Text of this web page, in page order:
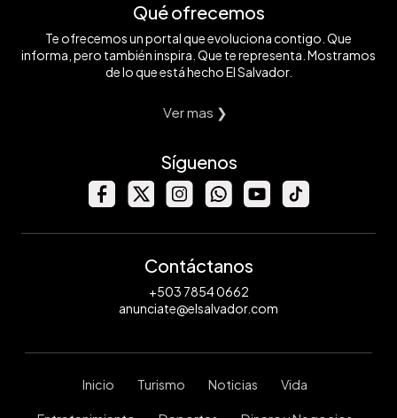
Qué ofrecemos
Te ofrecemos un portal que evoluciona contigo. Que
informa, pero también inspira. Que te representa. Mostramos
de lo que está hecho El Salvador.
Ver mas ❯
Síguenos
Contáctanos
+503 7854 0662
anunciate@elsalvador.com
Inicio Turismo Noticias Vida